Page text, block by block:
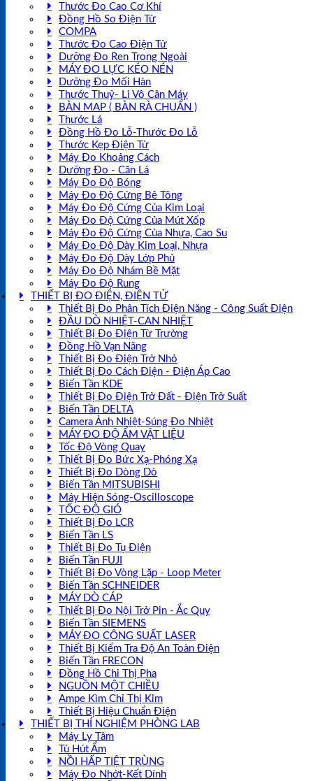
Thước Đo Cao Cơ Khí
Đồng Hồ So Điện Tử
COMPA
Thước Đo Cao Điện Tử
Dưỡng Đo Ren Trong Ngoài
MÁY ĐO LỰC KÉO NÉN
Dưỡng Đo Mối Hàn
Thước Thuỷ- Li Vô Cân Máy
BÀN MAP ( BÀN RÀ CHUẨN )
Thước Lá
Đồng Hồ Đo Lỗ-Thước Đo Lỗ
Thước Kẹp Điện Tử
Máy Đo Khoảng Cách
Dưỡng Đo - Căn Lá
Máy Đo Độ Bóng
Máy Đo Độ Cứng Bê Tông
Máy Đo Độ Cứng Của Kim Loại
Máy Đo Độ Cứng Của Mút Xốp
Máy Đo Độ Cứng Của Nhựa, Cao Su
Máy Đo Độ Dày Kim Loại, Nhựa
Máy Đo Độ Dày Lớp Phủ
Máy Đo Độ Nhám Bề Mặt
Máy Đo Độ Rung
THIẾT BỊ ĐO ĐIỆN, ĐIỆN TỬ
Thiết Bị Đo Phân Tích Điện Năng - Công Suất Điện
ĐẦU DÒ NHIỆT-CAN NHIỆT
Thiết Bị Đo Điện Từ Trường
Đồng Hồ Vạn Năng
Thiết Bị Đo Điện Trở Nhỏ
Thiết Bị Đo Cách Điện - Điện Áp Cao
Biến Tần KDE
Thiết Bị Đo Điện Trở Đất - Điện Trở Suất
Biến Tần DELTA
Camera Ảnh Nhiệt-Súng Đo Nhiệt
MÁY ĐO ĐỘ ẨM VẬT LIỆU
Tốc Độ Vòng Quay
Thiết Bị Đo Bức Xạ-Phóng Xạ
Thiết Bị Đo Dòng Dò
Biến Tần MITSUBISHI
Máy Hiện Sóng-Oscilloscope
TỐC ĐỘ GIÓ
Thiết Bị Đo LCR
Biến Tần LS
Thiết Bị Đo Tụ Điện
Biến Tần FUJI
Thiết Bị Đo Vòng Lặp - Loop Meter
Biến Tần SCHNEIDER
MÁY DÒ CÁP
Thiết Bị Đo Nội Trở Pin - Ắc Quy
Biến Tần SIEMENS
MÁY ĐO CÔNG SUẤT LASER
Thiết Bị Kiểm Tra Độ An Toàn Điện
Biến Tần FRECON
Đồng Hồ Chỉ Thị Pha
NGUỒN MỘT CHIỀU
Ampe Kìm Chỉ Thị Kim
Thiết Bị Hiệu Chuẩn Điện
THIẾT BỊ THÍ NGHIỆM PHÒNG LAB
Máy Ly Tâm
Tủ Hút Ẩm
NỒI HẤP TIỆT TRÙNG
Máy Đo Nhớt-Kết Dính